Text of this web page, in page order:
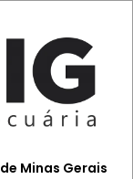
Minas Gerais